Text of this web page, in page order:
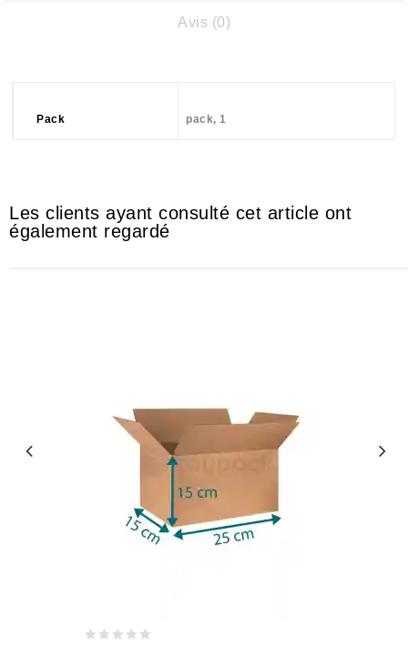
Avis (0)
Pack pack, 1
Les clients ayant consulté cet article ont
également regardé